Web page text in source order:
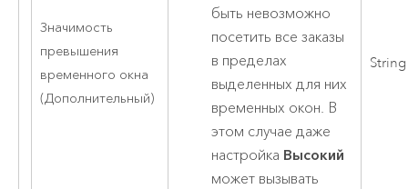
Значимость
превышения
временного окна
(Дополнительный)
быть невозможно
посетить все заказы
в пределах
выделенных для них
временных окон. В
этом случае даже
настройка Высокий
может вызывать
String